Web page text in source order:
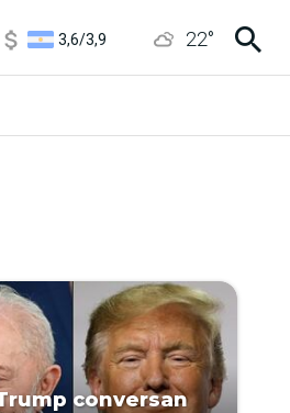
3,6/3,9
22°
conversan